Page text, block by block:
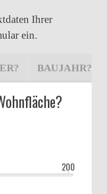
Ihrer
ein.
BAUJAHR?
200